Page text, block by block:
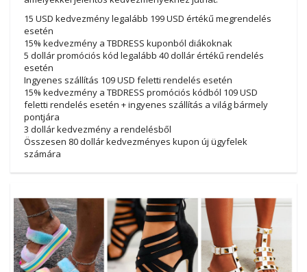
15 USD kedvezmény legalább 199 USD értékű megrendelés
esetén
15% kedvezmény a TBDRESS kuponból diákoknak
5 dollár promóciós kód legalább 40 dollár értékű rendelés
esetén
Ingyenes szállítás 109 USD feletti rendelés esetén
15% kedvezmény a TBDRESS promóciós kódból 109 USD
feletti rendelés esetén + ingyenes szállítás a világ bármely
pontjára
3 dollár kedvezmény a rendelésből
Összesen 80 dollár kedvezményes kupon új ügyfelek
számára